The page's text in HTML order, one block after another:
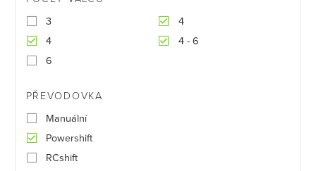
3
4
4
4 - 6
6
PŘEVODOVKA
Manuální
Powershift
RCshift